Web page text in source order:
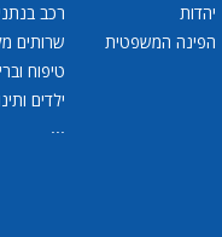
יהדות
הפינה המשפטית
רכב
שרותים
טיפוח
ילדים
...